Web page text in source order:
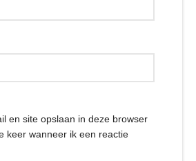
en site opslaan in deze browser
keer wanneer ik een reactie